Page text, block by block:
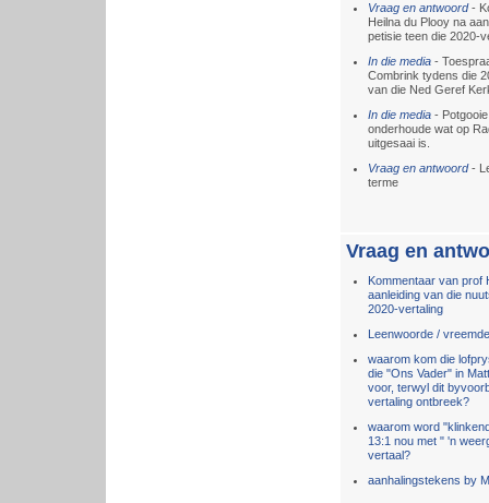
Vraag en antwoord-
Heilna du Plooy na
petisie teen die 2020-
In die media-
Combrink tydens die
van die Ned Geref
In die media-
onderhoude wat op
uitgesaai is.
Vraag en antwoord-
terme
Vraag en
Kommentaar van prof
aanleiding van die
2020-vertaling
Leenwoorde /
waarom kom die
die "Ons Vader" in
voor, terwyl dit
vertaling ontbreek?
waarom word
13:1 nou met " 'n
vertaal?
aanhalingstekens by